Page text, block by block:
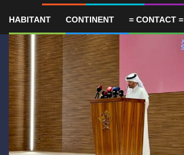
HABITANT CONTINENT = CONTACT =